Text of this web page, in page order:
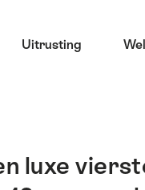
Uitrusting
luxe